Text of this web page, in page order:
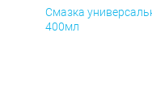
Смазка
400мл